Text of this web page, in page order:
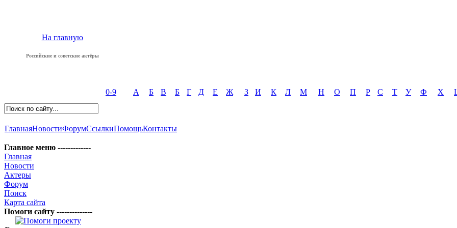
На главную
Российские и советские актёры
0-9 А Б В Б Г Д Е Ж З И К Л М Н О П Р С Т У Ф Х
ГлавнаяНовостиФорумСсылкиПомощьКонтакты
Главное меню -------------
Главная
Новости
Актеры
Форум
Поиск
Карта сайта
Помоги сайту --------------